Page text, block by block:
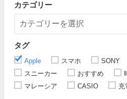
カテゴリー
タグ
Apple スマホ SONY
スニーカー
おすすめ
マレーシア
CASIO 充